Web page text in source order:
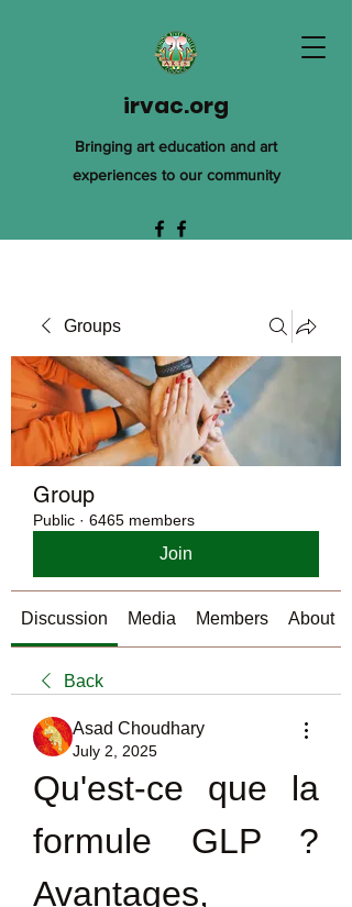
irvac.org
Bringing art education and art
experiences to our community
Groups
Group
Public · 6465 members
Join
Discussion Media Members About
Back
Asad Choudhary
July 2, 2025
Qu'est-ce que la
formule GLP ?
Avantages,